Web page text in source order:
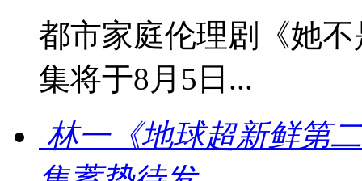
都市家庭伦理剧《她
集将于8月5日...
林一《地球超新鲜第